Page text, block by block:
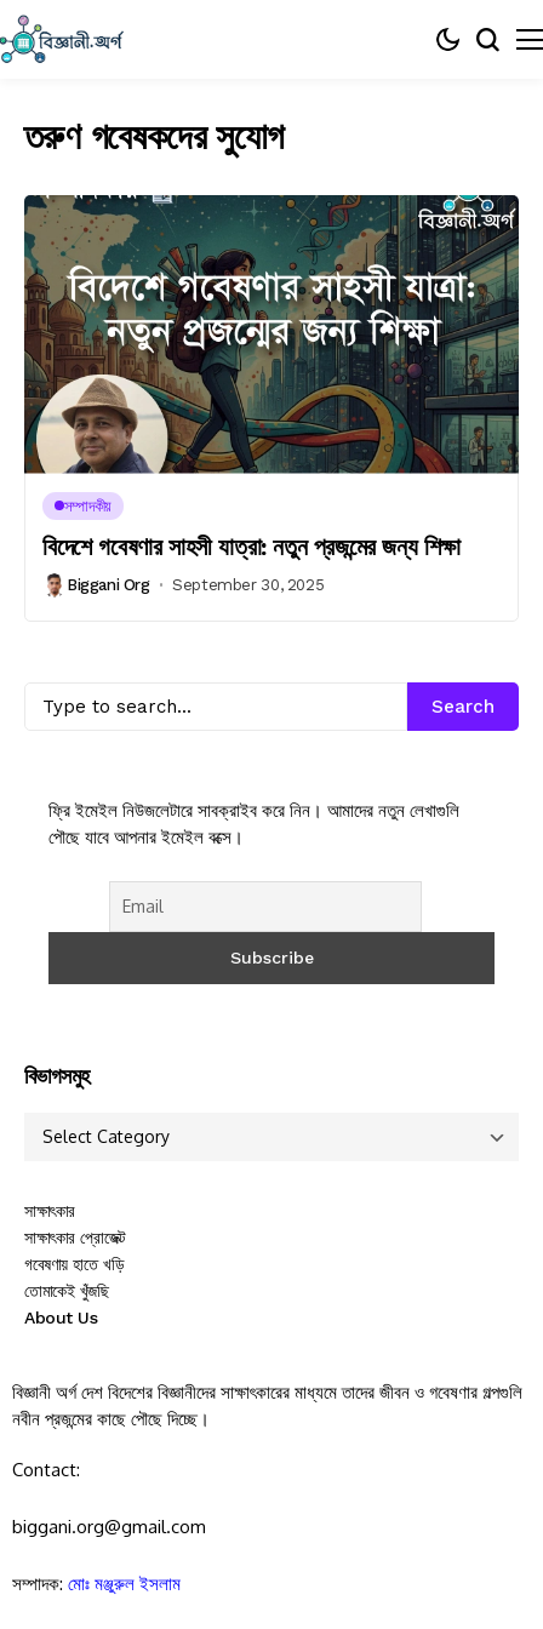
তরুণ গবেষকদের সুযোগ
সম্পাদকীয়
বিদেশে গবেষণার সাহসী যাত্রা: নতুন প্রজন্মের জন্য শিক্ষা
Biggani Org September 30, 2025
Search
ফ্রি ইমেইল নিউজলেটারে সাবক্রাইব করে নিন। আমাদের নতুন লেখাগুলি
পৌছে যাবে আপনার ইমেইল বক্সে।
বিভাগসমুহ
সাক্ষাৎকার
সাক্ষাৎকার প্রোজেক্ট
গবেষণায় হাতে খড়ি
তোমাকেই খুঁজছি
About Us
বিজ্ঞানী অর্গ দেশ বিদেশের বিজ্ঞানীদের সাক্ষাৎকারের মাধ্যমে তাদের জীবন ও গবেষণার গল্পগুলি
নবীন প্রজন্মের কাছে পৌছে দিচ্ছে।
Contact:
biggani.org@gmail.com
সম্পাদক: মোঃ মঞ্জুরুল ইসলাম